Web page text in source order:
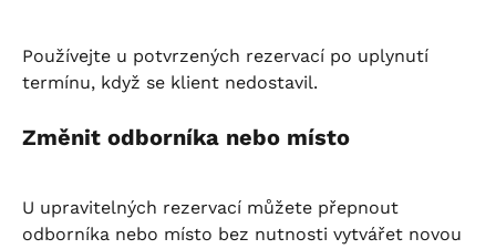
Používejte u potvrzených rezervací po uplynutí
termínu, když se klient nedostavil.
Změnit odborníka nebo místo
U upravitelných rezervací můžete přepnout
odborníka nebo místo bez nutnosti vytvářet novou